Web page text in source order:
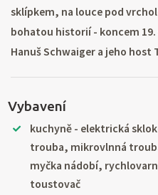
sklípkem, na louce pod
bohatou historií - koncem
Hanuš Schwaiger a jeho host
Vybavení
kuchyně - elektrická
trouba, mikrovlnná
myčka nádobí,
toustovač